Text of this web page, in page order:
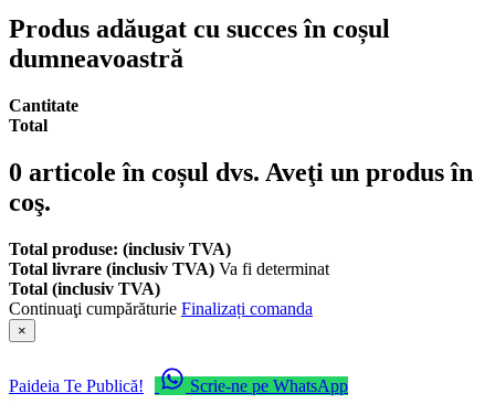
Produs adăugat cu succes în coșul
dumneavoastră
Cantitate
Total
0 articole în coșul dvs. Aveţi un produs în
coş.
Total produse: (inclusiv TVA)
Total livrare (inclusiv TVA) Va fi determinat
Total (inclusiv TVA)
Continuaţi cumpărăturie Finalizați comanda
×
Paideia Te Publică!
Scrie-ne pe WhatsApp